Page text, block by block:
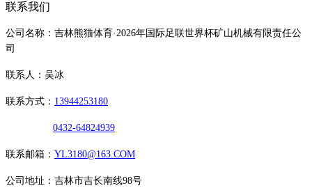
联系我们
公司名称：吉林熊猫体育·2026年国际足联世界杯矿山机械有限责任公
司
联系人：吴冰
联系方式： 13944253180
0432-64824939
联系邮箱： YL3180@163.COM
公司地址：吉林市吉长南线98号